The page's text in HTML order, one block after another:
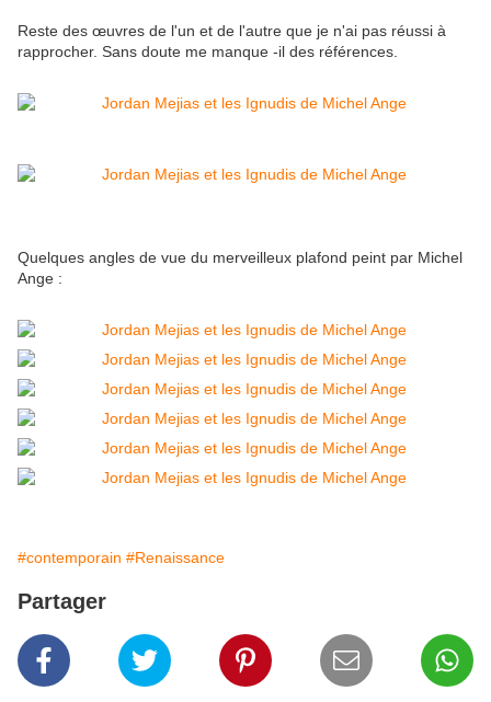
Reste des œuvres de l'un et de l'autre que je n'ai pas réussi à
rapprocher. Sans doute me manque -il des références.
Quelques angles de vue du merveilleux plafond peint par Michel
Ange :
#contemporain #Renaissance
Partager